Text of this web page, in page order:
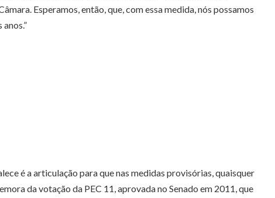
Esperamos, então, que, com essa medida, nós possamos
é a articulação para que nas medidas provisórias, quaisquer
da votação da PEC 11, aprovada no Senado em 2011, que